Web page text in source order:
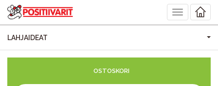
Toggle
navigation
LAHJAIDEAT
OSTOSKORI